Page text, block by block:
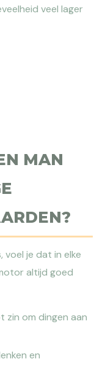
veel lager
MAN
je dat in elke
altijd goed
zin om dingen aan
en